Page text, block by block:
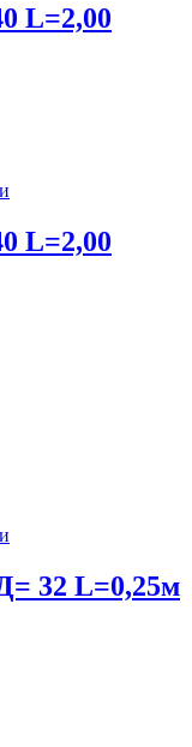
L=2,00
L=2,00
32 L=0,25м